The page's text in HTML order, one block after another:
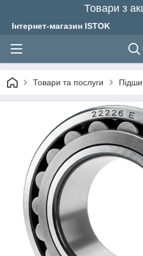
Товари з
Інтернет-магазин ISTOK
Товари та послуги